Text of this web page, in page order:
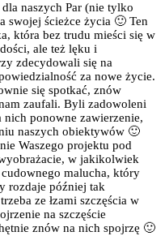
naszych Par (nie tylko
swojej ścieżce życia 🙂 Ten
która bez trudu mieści się w
ale też lęku i
zdecydowali się na
za nowe życie.
się spotkać, znów
zaufali. Byli zadowoleni
ponowne zawierzenie,
naszych obiektywów 🙂
Waszego projektu pod
w jakikolwiek
malucha, który
rozdaje później tak
ze łzami szczęścia w
na szczęście
znów na nich spojrzę 🙂